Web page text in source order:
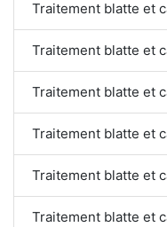
Traitement blatte et
Traitement blatte et
Traitement blatte et
Traitement blatte et
Traitement blatte et
Traitement blatte et